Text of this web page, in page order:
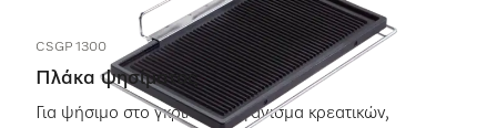
CSGP 1300
Πλάκα ψησίματος
Για ψήσιμο στο γκριλ και τηγάνισμα κρεατικών,